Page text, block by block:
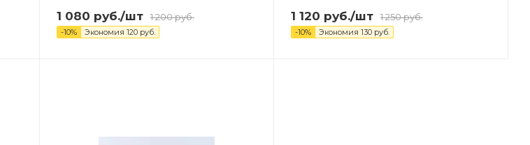
1 080 руб./шт 1 200руб.
-10% Экономия 120руб.
1 120 руб./шт 1 250руб.
-10% Экономия 130руб.